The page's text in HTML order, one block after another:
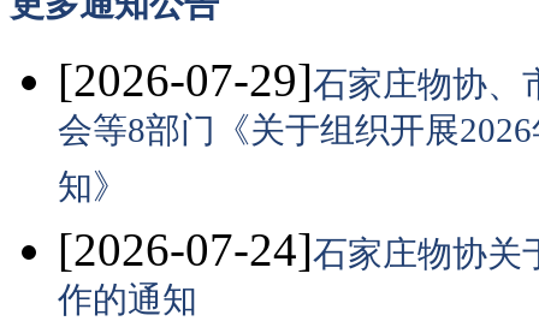
[2026-07-29]石家庄物协、
会等8部门《关于组织开展
知》
[2026-07-24]石家庄物协关
作的通知